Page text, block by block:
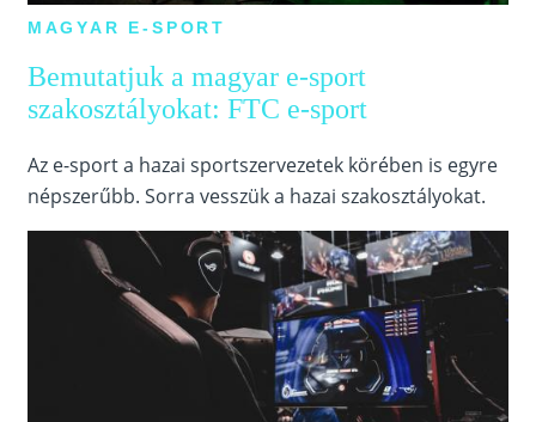
MAGYAR E-SPORT
Bemutatjuk a magyar e-sport
szakosztályokat: FTC e-sport
Az e-sport a hazai sportszervezetek körében is egyre
népszerűbb. Sorra vesszük a hazai szakosztályokat.